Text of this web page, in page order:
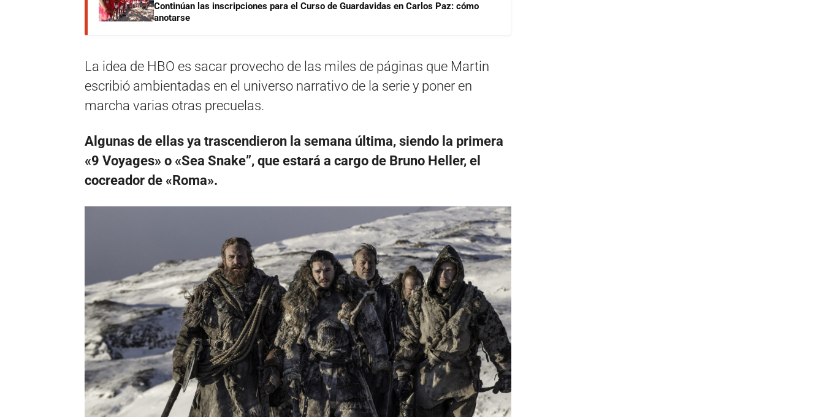
Continúan las inscripciones para el Curso de Guardavidas en Carlos Paz: cómo
anotarse
La idea de HBO es sacar provecho de las miles de páginas que Martin
escribió ambientadas en el universo narrativo de la serie y poner en
marcha varias otras precuelas.
Algunas de ellas ya trascendieron la semana última, siendo la primera
«9 Voyages» o «Sea Snake”, que estará a cargo de Bruno Heller, el
cocreador de «Roma».